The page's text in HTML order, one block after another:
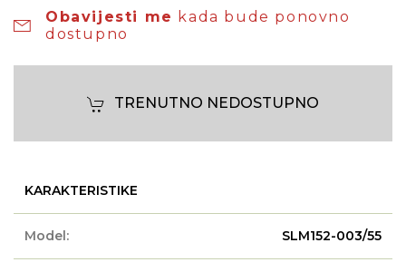
Obavijesti me kada bude ponovno
dostupno
TRENUTNO NEDOSTUPNO
KARAKTERISTIKE
Model: SLM152-003/55